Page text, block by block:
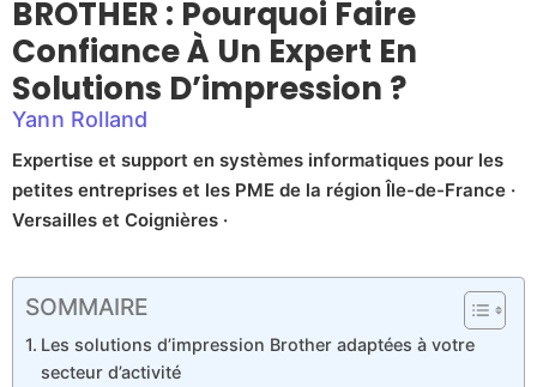
BROTHER : Pourquoi Faire
Confiance À Un Expert En
Solutions D’impression ?
Yann Rolland
Expertise et support en systèmes informatiques pour les
petites entreprises et les PME de la région Île-de-France ·
Versailles et Coignières ·
SOMMAIRE
Les solutions d’impression Brother adaptées à votre
secteur d’activité